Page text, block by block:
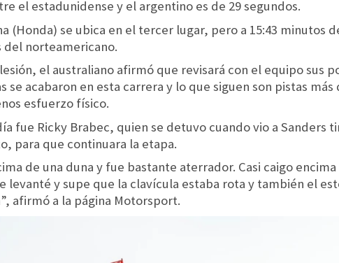
el estadunidense y el argentino es de 29 segundos.
(Honda) se ubica en el tercer lugar, pero a 15:43 minutos
del norteamericano.
el australiano afirmó que revisará con el equipo sus
se acabaron en esta carrera y lo que siguen son pistas
esfuerzo físico.
fue Ricky Brabec, quien se detuvo cuando vio a Sanders
para que continuara la etapa.
de una duna y fue bastante aterrador. Casi caigo
levanté y supe que la clavícula estaba rota y también el
afirmó a la página Motorsport.